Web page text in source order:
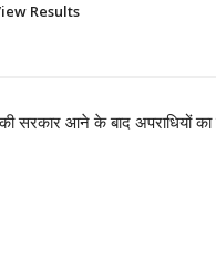
Results
सरकार आने के बाद अपराधियों का